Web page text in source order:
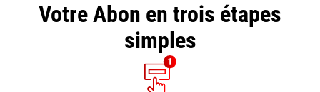
Votre Abon en trois étapes
simples